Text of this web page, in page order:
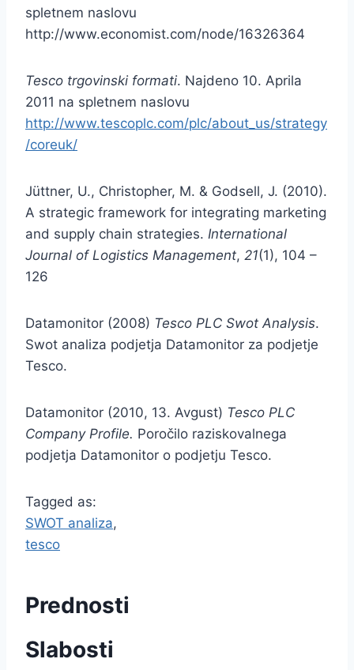
spletnem naslovu
http://www.economist.com/node/16326364
Tesco trgovinski formati. Najdeno 10. Aprila
2011 na spletnem naslovu
http://www.tescoplc.com/plc/about_us/strategy
/coreuk/
Jüttner, U., Christopher, M. & Godsell, J. (2010).
A strategic framework for integrating marketing
and supply chain strategies. International
Journal of Logistics Management, 21(1), 104 –
126
Datamonitor (2008) Tesco PLC Swot Analysis.
Swot analiza podjetja Datamonitor za podjetje
Tesco.
Datamonitor (2010, 13. Avgust) Tesco PLC
Company Profile. Poročilo raziskovalnega
podjetja Datamonitor o podjetju Tesco.
Tagged as:
SWOT analiza,
tesco
Prednosti
Slabosti